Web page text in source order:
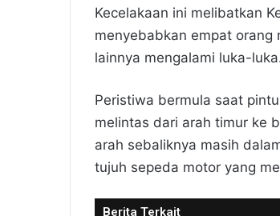
Kecelakaan ini melibatkan
menyebabkan empat orang
lainnya mengalami luka-
Peristiwa bermula saat
melintas dari arah timur ke
arah sebaliknya masih
tujuh sepeda motor yang
Berita Terkait